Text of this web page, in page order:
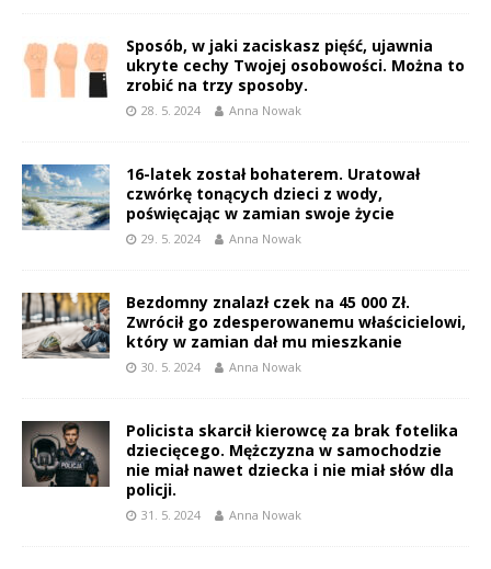
Sposób, w jaki zaciskasz pięść, ujawnia
ukryte cechy Twojej osobowości. Można to
zrobić na trzy sposoby.
28. 5. 2024 Anna Nowak
16-latek został bohaterem. Uratował
czwórkę tonących dzieci z wody,
poświęcając w zamian swoje życie
29. 5. 2024 Anna Nowak
Bezdomny znalazł czek na 45 000 Zł.
Zwrócił go zdesperowanemu właścicielowi,
który w zamian dał mu mieszkanie
30. 5. 2024 Anna Nowak
Policista skarcił kierowcę za brak fotelika
dziecięcego. Mężczyzna w samochodzie
nie miał nawet dziecka i nie miał słów dla
policji.
31. 5. 2024 Anna Nowak